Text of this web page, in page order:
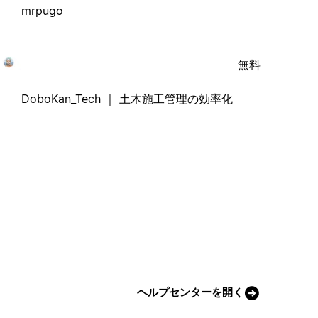
mrpugo
DoboKan_Tech ｜ 土木施工管理の効率化
無料
ヘルプセンターを開く